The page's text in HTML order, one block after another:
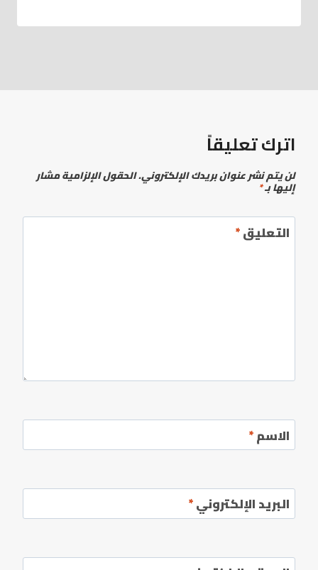
اترك تعليقاً
لن يتم نشر عنوان بريدك الإلكتروني.الحقول الإلزامية مشار
إليها بـ*
التعليق*
الاسم*
البريد الإلكتروني*